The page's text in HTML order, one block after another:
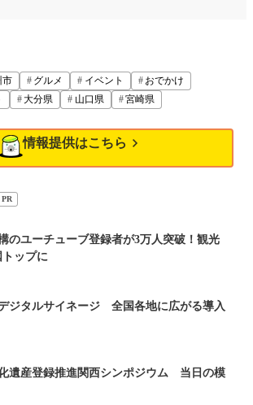
市 グルメ イベント
おでかけ
大分県 山口県 宮崎県
情報提供はこちら
PR
のユーチューブ登録者が3万人突破！観光
ップに
ジタルサイネージ 全国各地に広がる導入
遺産登録推進関西シンポジウム 当日の模